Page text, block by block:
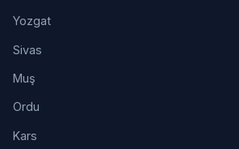
Yozgat
Sivas
Muş
Ordu
Kars